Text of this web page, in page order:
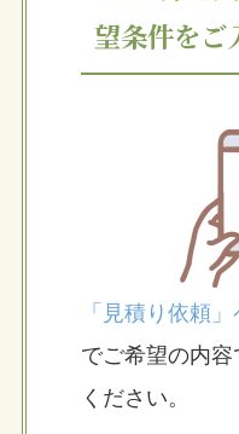
望条件をご
「見積り依頼
でご希望の内
ください。